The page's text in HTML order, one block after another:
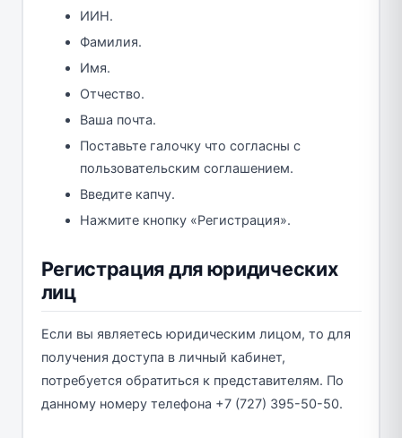
ИИН.
Фамилия.
Имя.
Отчество.
Ваша почта.
Поставьте галочку что согласны с
пользовательским соглашением.
Введите капчу.
Нажмите кнопку «Регистрация».
Регистрация для юридических
лиц
Если вы являетесь юридическим лицом, то для
получения доступа в личный кабинет,
потребуется обратиться к представителям. По
данному номеру телефона +7 (727) 395-50-50.